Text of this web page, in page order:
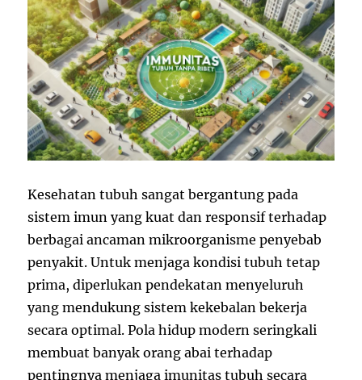
Kesehatan tubuh sangat bergantung pada
sistem imun yang kuat dan responsif terhadap
berbagai ancaman mikroorganisme penyebab
penyakit. Untuk menjaga kondisi tubuh tetap
prima, diperlukan pendekatan menyeluruh
yang mendukung sistem kekebalan bekerja
secara optimal. Pola hidup modern seringkali
membuat banyak orang abai terhadap
pentingnya menjaga imunitas tubuh secara